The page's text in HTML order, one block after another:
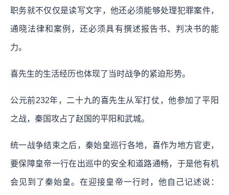
职务就不仅仅是读写文字，他还必须能够处理犯罪案件，
通晓法律和案例，还必须具有撰述报告书、判决书的能
力。
喜先生的生活经历也体现了当时战争的紧迫形势。
公元前232年，二十九的喜先生从军打仗，他参加了平阳
之战，秦国攻占了赵国的平阳和武城。
统一战争结束之后，秦始皇巡行各地，喜作为地方官吏，
要保障皇帝一行在出巡中的安全和道路通畅，于是他有机
会见到了秦始皇。在迎接皇帝一行时，他自己记述说：